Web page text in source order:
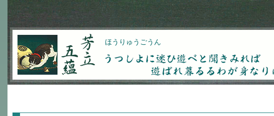
芳立五蘊 ほうりゅうごうん
うつしよに迷ひ遊べと聞きみれば遊ばれ暮るる